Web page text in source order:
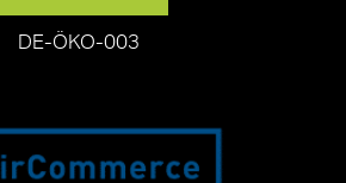
DE-ÖKO-003